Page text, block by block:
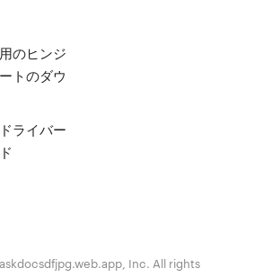
のヒンジ
トのダウ
ライバー
Inc. All rights